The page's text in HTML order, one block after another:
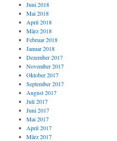
Juni 2018
Mai 2018
April 2018
März 2018
Februar 2018
Januar 2018
Dezember 2017
November 2017
Oktober 2017
September 2017
August 2017
Juli 2017
Juni 2017
Mai 2017
April 2017
März 2017